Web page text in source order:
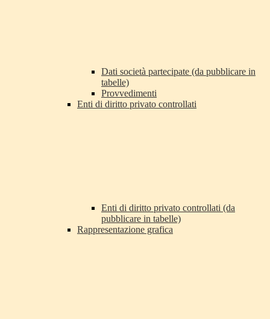
Dati società partecipate (da pubblicare in
tabelle)
Provvedimenti
Enti di diritto privato controllati
Enti di diritto privato controllati (da
pubblicare in tabelle)
Rappresentazione grafica